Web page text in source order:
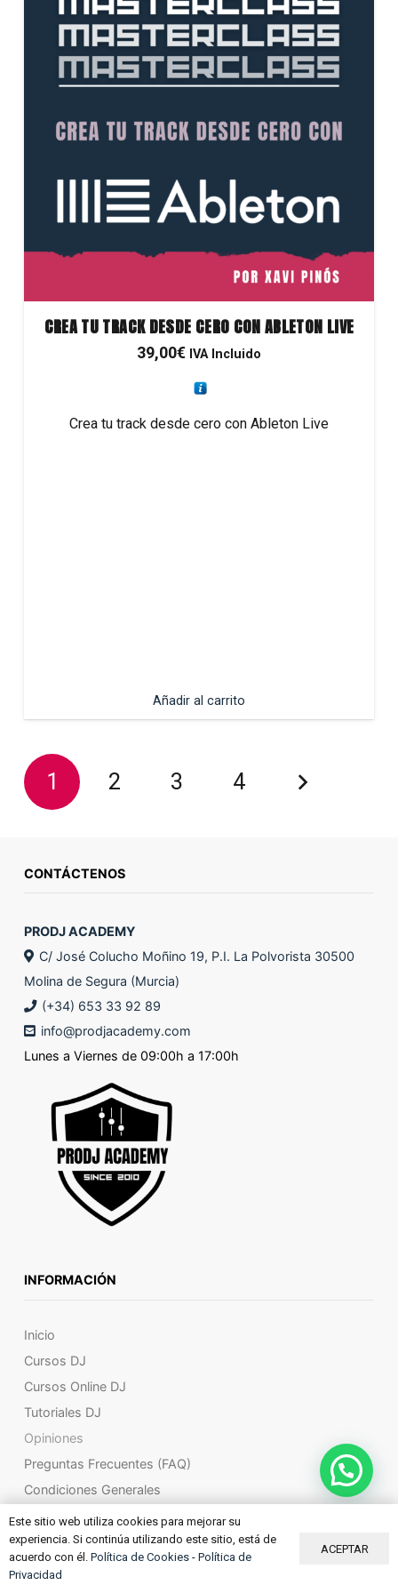
CREA TU TRACK DESDE CERO CON ABLETON LIVE
39,00€ IVA Incluido
Crea tu track desde cero con Ableton Live
Añadir al carrito
1 2 3 4
CONTÁCTENOS
PRODJ ACADEMY
C/ José Colucho Moñino 19, P.I. La Polvorista 30500
Molina de Segura (Murcia)
(+34) 653 33 92 89
info@prodjacademy.com
Lunes a Viernes de 09:00h a 17:00h
INFORMACIÓN
Inicio
Cursos DJ
Cursos Online DJ
Tutoriales DJ
Opiniones
Preguntas Frecuentes (FAQ)
Condiciones Generales
Trabaja con Nosotros
Empresa y Contacto
Política de Privacidad
Este sitio web utiliza cookies para mejorar su
experiencia. Si continúa utilizando este sitio, está de
acuerdo con él. Política de Cookies - Política de
Privacidad
ACEPTAR